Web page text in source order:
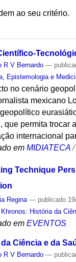
ao seu critério.
R V Bernardo —
Epistemologia e
no cenário
mexicano
que permita trocar
internacional
em MIDIATECA /
Technique
Regina — publicado
História da
em EVENTOS
da Ciência e da
R V Bernardo —